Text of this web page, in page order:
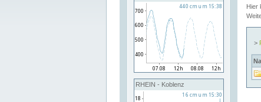
RHEIN - Koblenz
Hier
>